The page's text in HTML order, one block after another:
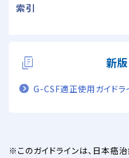
索引
新版
G-CSF適正使用ガイド
このガイドラインは、日本癌